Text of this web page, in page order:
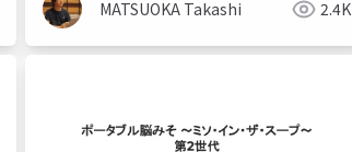
MATSUOKA Takashi 2.4K